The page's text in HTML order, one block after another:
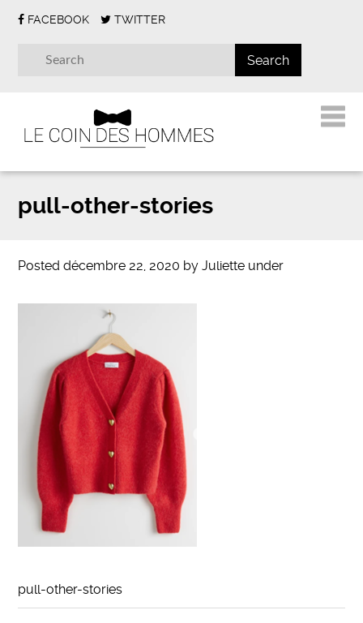
FACEBOOK TWITTER
pull-other-stories
Posteddécembre 22, 2020 byJuliette under
pull-other-stories